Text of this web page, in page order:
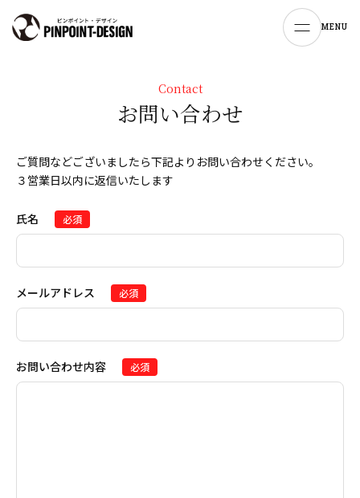
MENU
Contact
お問い合わせ
ご質問などございましたら下記よりお問い合わせください。
３営業日以内に返信いたします
氏名 必須
メールアドレス 必須
お問い合わせ内容 必須